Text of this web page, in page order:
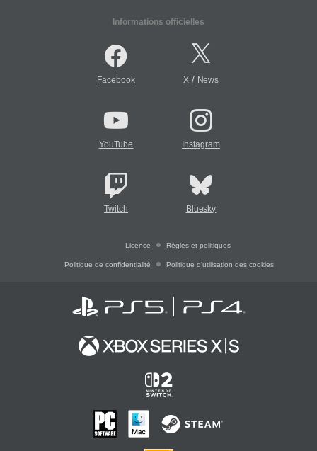
Informations officielles
Facebook X/ News
YouTube Instagram
Twitch Bluesky
Licence Règles et politiques
Politique de confidentialité Politique d'utilisation des cookies